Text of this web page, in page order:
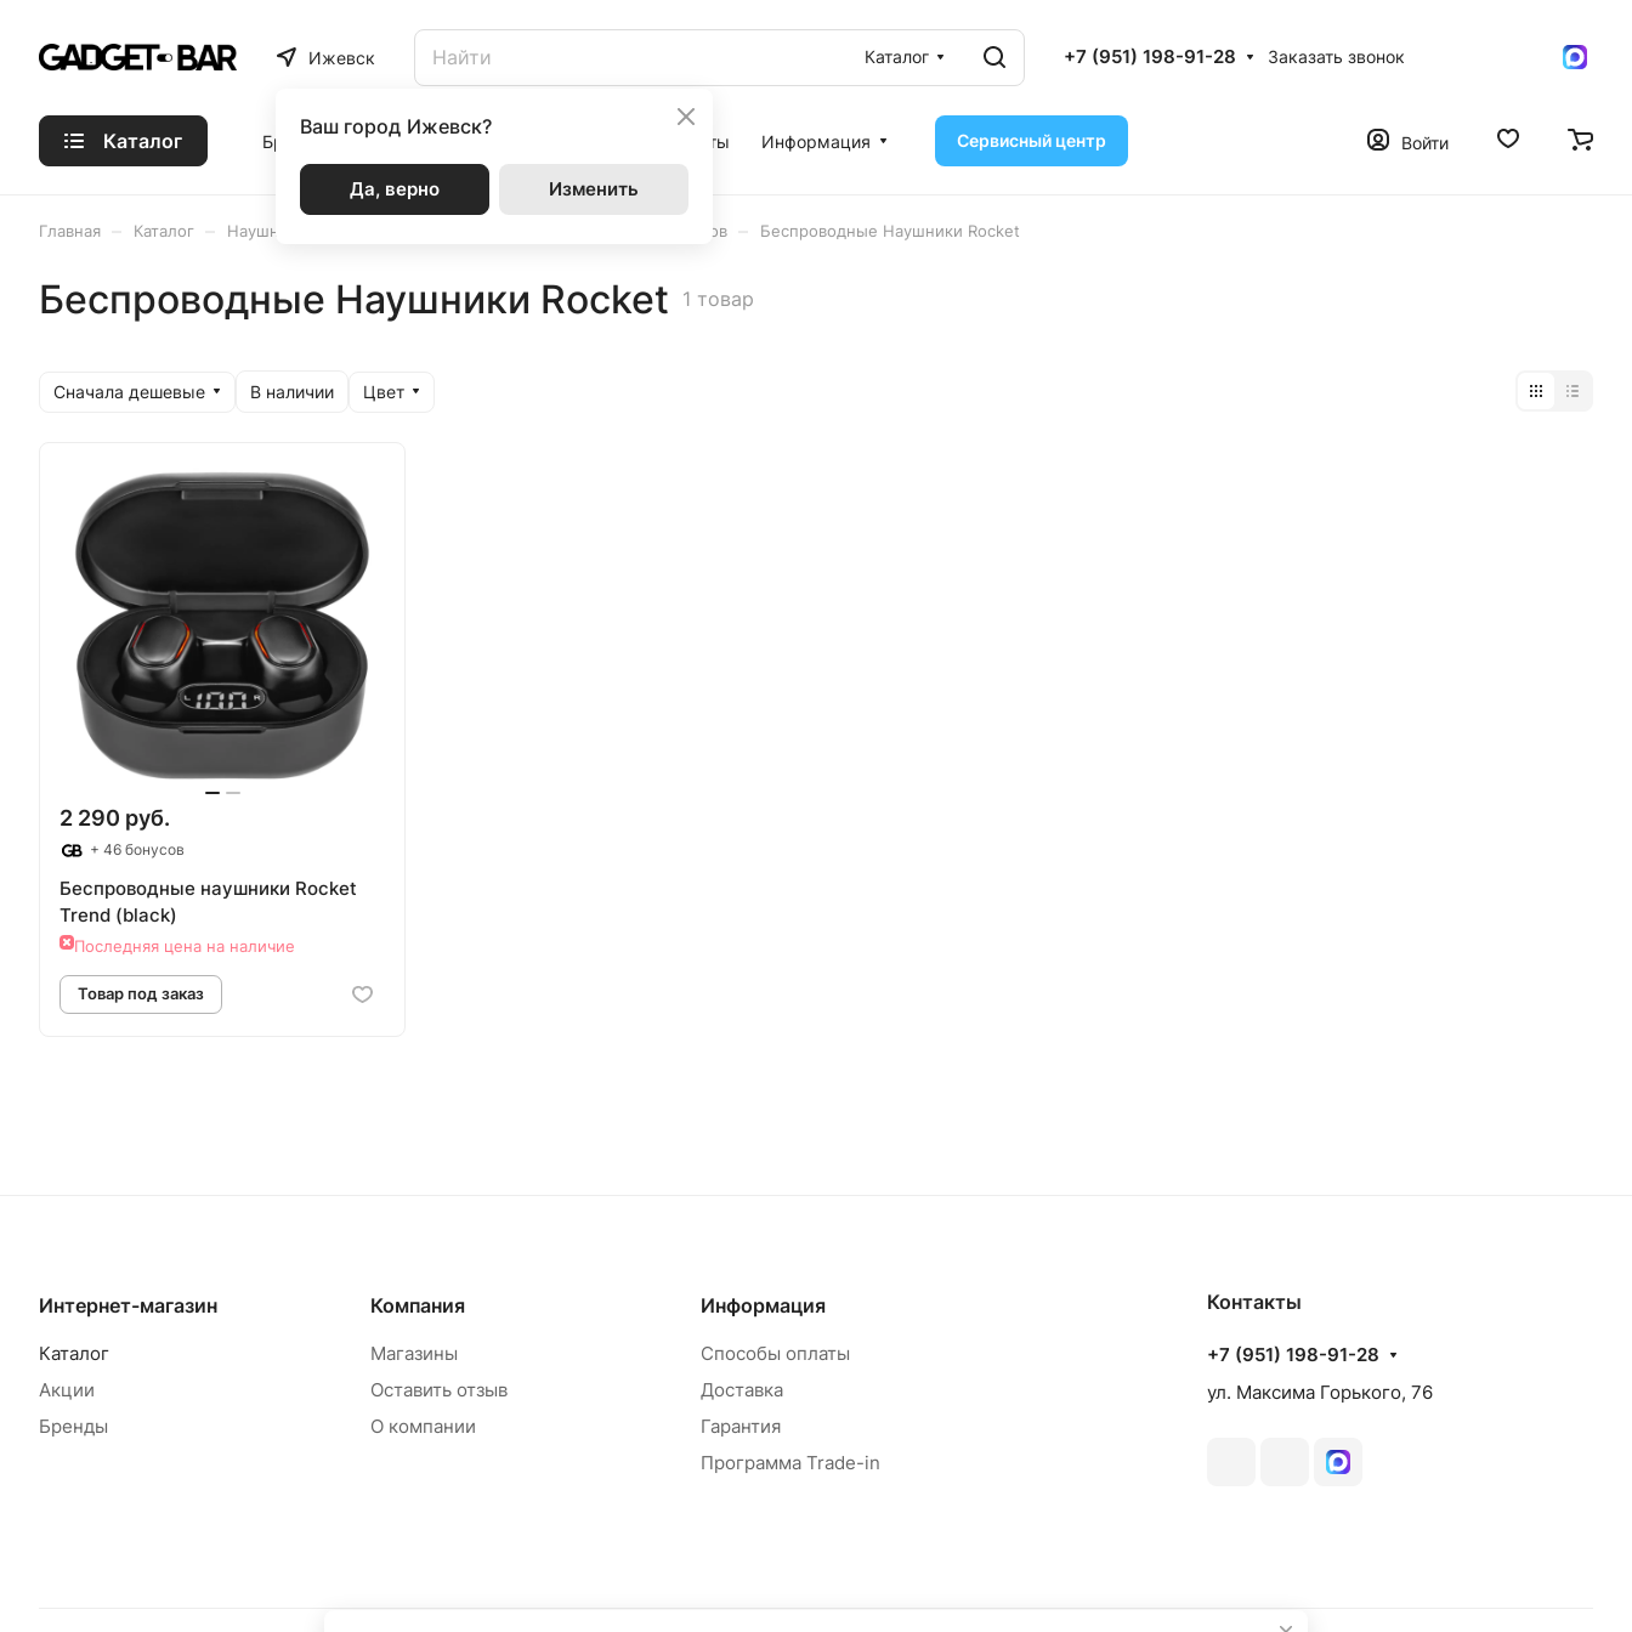
Ижевск
Ваш город Ижевск?
Да, верно Изменить
Каталог +7 (951) 198-91-28 Заказать звонок
Каталог Бренды Статьи Акции Контакты Информация Сервисный центр Войти
Главная Каталог Наушники и аудио Наушники других брендов Беспроводные Наушники Rocket
Беспроводные Наушники Rocket 1 товар
Сначала дешевые В наличии Цвет
2 290 руб.
+ 46 бонусов
Беспроводные наушники Rocket
Trend (black)
Последняя цена на наличие
Интернет-магазин
Каталог
Акции
Бренды
Компания
Магазины
Оставить отзыв
О компании
Информация
Способы оплаты
Доставка
Гарантия
Программа Trade-in
Контакты
+7 (951) 198-91-28
ул. Максима Горького, 76